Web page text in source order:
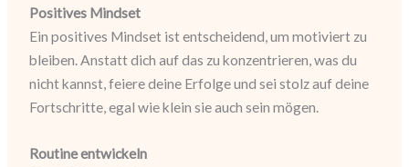
Positives Mindset
Ein positives Mindset ist entscheidend, um motiviert zu
bleiben. Anstatt dich auf das zu konzentrieren, was du
nicht kannst, feiere deine Erfolge und sei stolz auf deine
Fortschritte, egal wie klein sie auch sein mögen.
Routine entwickeln